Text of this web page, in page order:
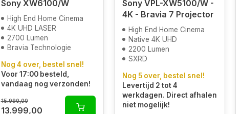
Sony XW6100/W
High End Home Cinema
4K UHD LASER
2700 Lumen
Bravia Technologie
Nog 4 over, bestel snel!
Voor 17:00 besteld,
vandaag nog verzonden!
15.990,00
13.999,00
Sony VPL-XW5100/W -
4K - Bravia 7 Projector
High End Home Cinema
Native 4K UHD
2200 Lumen
SXRD
Nog 5 over, bestel snel!
Levertijd 2 tot 4
werkdagen. Direct afhalen
niet mogelijk!